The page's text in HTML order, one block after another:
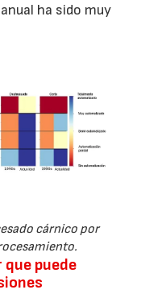
ha sido muy
cárnico por
puede